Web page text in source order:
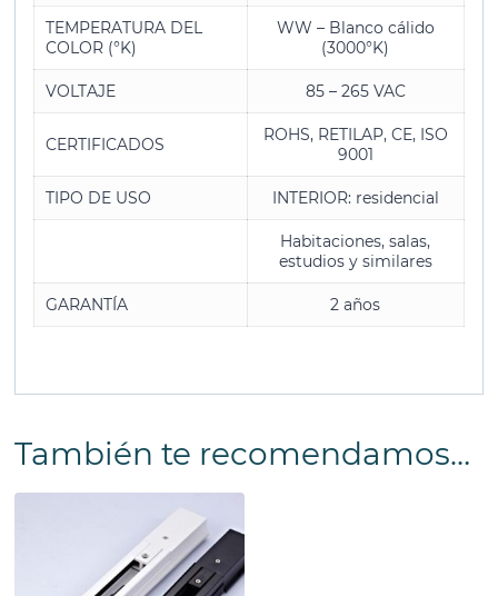
TEMPERATURA DEL
COLOR (°K)
WW – Blanco cálido
(3000°K)
VOLTAJE 85 – 265 VAC
CERTIFICADOS
ROHS, RETILAP, CE, ISO
9001
TIPO DE USO INTERIOR: residencial
Habitaciones, salas,
estudios y similares
GARANTÍA 2 años
También te recomendamos…